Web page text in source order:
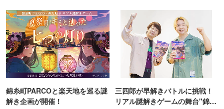
錦糸町PARCOと楽天地を巡る謎
解き企画が開催！
三四郎が早解きバトルに挑戦！
リアル謎解きゲームの舞台"錦糸